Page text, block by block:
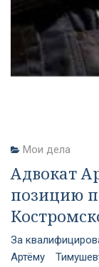
Мои дела
Адвокат
позицию
За
Артёму